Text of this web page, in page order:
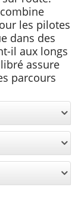
les pilotes
dans des
il aux longs
assure
parcours